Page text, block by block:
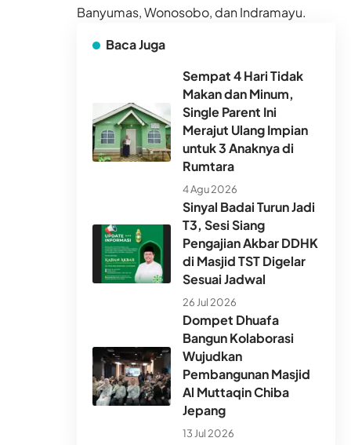
Banyumas, Wonosobo, dan Indramayu.
Baca Juga
Sempat 4 Hari Tidak
Makan dan Minum,
Single Parent Ini
Merajut Ulang Impian
untuk 3 Anaknya di
Rumtara
4 Agu 2026
Sinyal Badai Turun Jadi
T3, Sesi Siang
Pengajian Akbar DDHK
di Masjid TST Digelar
Sesuai Jadwal
26 Jul 2026
Dompet Dhuafa
Bangun Kolaborasi
Wujudkan
Pembangunan Masjid
Al Muttaqin Chiba
Jepang
13 Jul 2026